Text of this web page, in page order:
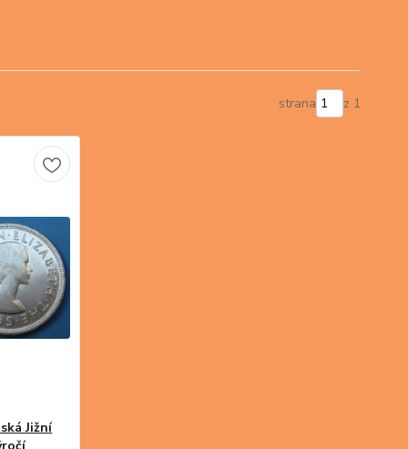
strana z 1
Jižní